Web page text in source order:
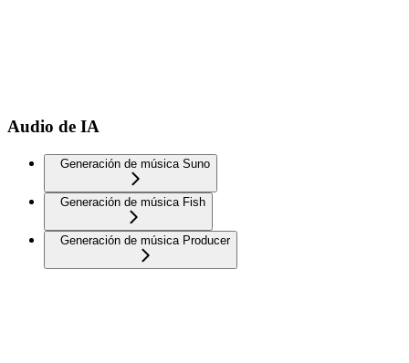
Audio de IA
Generación de música Suno
Generación de música Fish
Generación de música Producer